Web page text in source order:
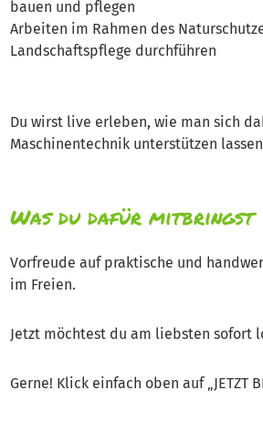
bauen und pflegen
Arbeiten im Rahmen des
Landschaftspflege durchführen
Du wirst live erleben, wie man sich
Maschinentechnik unterstützen
Was du dafür mitbringst
Vorfreude auf praktische und
im Freien.
Jetzt möchtest du am liebsten sofort
Gerne! Klick einfach oben auf „JETZT